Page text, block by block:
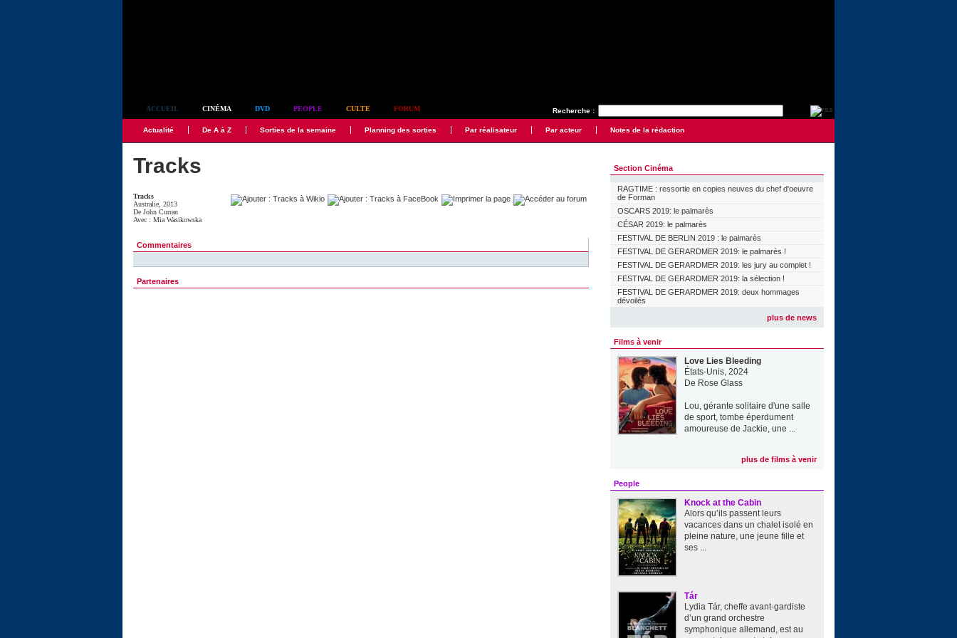
Recherche :
ACCUEIL CINÉMA DVD PEOPLE CULTE FORUM
Actualité De A à Z Sorties de la semaine Planning des sorties Par réalisateur Par acteur Notes de la rédaction
Tracks
Tracks
Australie, 2013
De John Curran
Avec : Mia Wasikowska
Commentaires
Partenaires
Section Cinéma
RAGTIME : ressortie en copies neuves du chef d'oeuvre
de Forman
OSCARS 2019: le palmarès
CÉSAR 2019: le palmarès
FESTIVAL DE BERLIN 2019 : le palmarès
FESTIVAL DE GERARDMER 2019: le palmarès !
FESTIVAL DE GERARDMER 2019: les jury au complet !
FESTIVAL DE GERARDMER 2019: la sélection !
FESTIVAL DE GERARDMER 2019: deux hommages
dévoilés
plus de news
Films à venir
Love Lies Bleeding
États-Unis, 2024
De Rose Glass
Lou, gérante solitaire d'une salle
de sport, tombe éperdument
amoureuse de Jackie, une ...
plus de films à venir
People
Knock at the Cabin
Alors qu’ils passent leurs
vacances dans un chalet isolé en
pleine nature, une jeune fille et
ses ...
Tár
Lydia Tár, cheffe avant-gardiste
d’un grand orchestre
symphonique allemand, est au